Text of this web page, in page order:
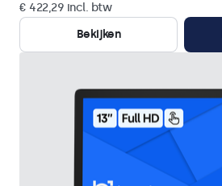
€ 422,29 incl. btw
Bekijken